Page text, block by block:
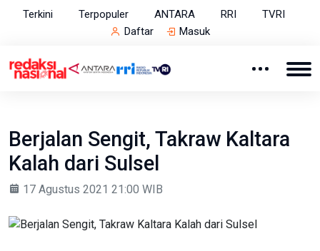
Terkini Terpopuler ANTARA RRI
TVRI
Daftar
Masuk
Berjalan Sengit, Takraw Kaltara
Kalah dari Sulsel
17 Agustus 2021 21:00 WIB